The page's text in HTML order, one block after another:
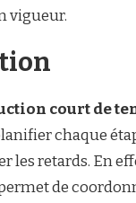
vigueur.
court de
chaque
les retards. En
de